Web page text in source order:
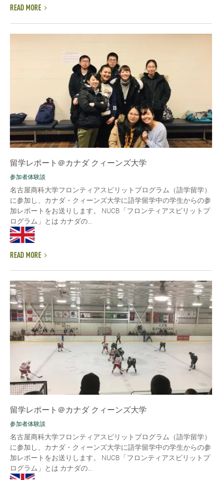
READ MORE
留学レポート＠カナダ クィーンズ大学
参加者体験談
名古屋商科大学フロンティアスピリットプログラム（語学留学）
に参加し、カナダ・クィーンズ大学に語学留学中の学生からの参
加レポートをお送りします。 NUCB「フロンティアスピリットプ
ログラム」とは カナダの...
READ MORE
留学レポート＠カナダ クィーンズ大学
参加者体験談
名古屋商科大学フロンティアスピリットプログラム（語学留学）
に参加し、カナダ・クィーンズ大学に語学留学中の学生からの参
加レポートをお送りします。 NUCB「フロンティアスピリットプ
ログラム」とは カナダの...